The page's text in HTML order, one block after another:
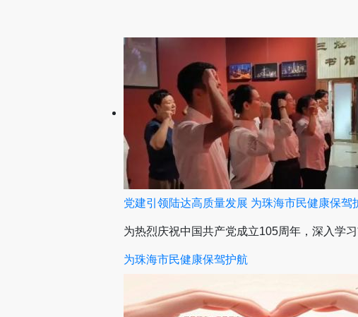
党建引领陆达高质量发展 为珠海市民健康保驾
为热烈庆祝中国共产党成立105周年，深入学
为珠海市民健康保驾护航